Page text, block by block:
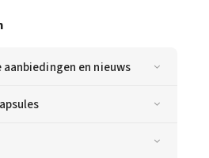
en nieuws